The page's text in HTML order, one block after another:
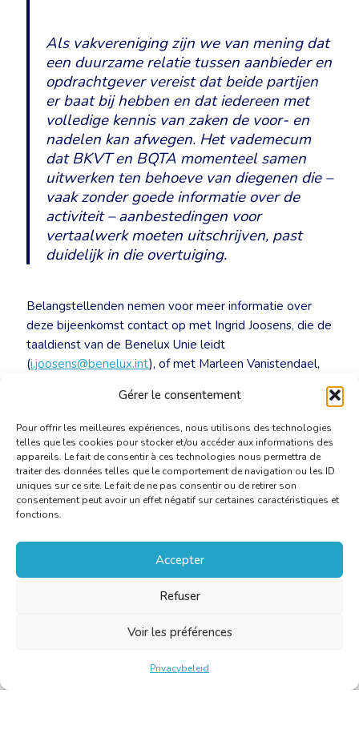
Gérer le consentement
Pour offrir les meilleures expériences, nous utilisons des technologies
telles que les cookies pour stocker et/ou accéder aux informations des
appareils. Le fait de consentir à ces technologies nous permettra de
traiter des données telles que le comportement de navigation ou les ID
uniques sur ce site. Le fait de ne pas consentir ou de retirer son
consentement peut avoir un effet négatif sur certaines caractéristiques et
fonctions.
Accepter
Refuser
Voir les préférences
Privacybeleid
Als vakvereniging zijn we van mening dat
een duurzame relatie tussen aanbieder en
opdrachtgever vereist dat beide partijen
er baat bij hebben en dat iedereen met
volledige kennis van zaken de voor- en
nadelen kan afwegen. Het vademecum
dat BKVT en BQTA momenteel samen
uitwerken ten behoeve van diegenen die –
vaak zonder goede informatie over de
activiteit – aanbestedingen voor
vertaalwerk moeten uitschrijven, past
duidelijk in die overtuiging.
Belangstellenden nemen voor meer informatie over
deze bijeenkomst contact op met Ingrid Joosens, die de
taaldienst van de Benelux Unie leidt
(i.joosens@benelux.int), of met Marleen Vanistendael,
marleen.vanistendael@sdworx.com).